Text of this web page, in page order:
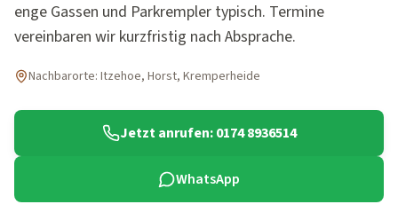
enge Gassen und Parkrempler typisch. Termine
vereinbaren wir kurzfristig nach Absprache.
Nachbarorte: Itzehoe, Horst, Kremperheide
Jetzt anrufen:0174 8936514
WhatsApp